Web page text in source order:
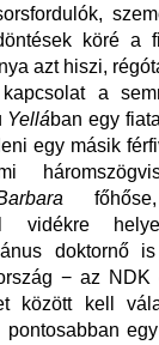
köré a
azt hiszi,
a
Yellában egy
egy másik
vidékre
doktornő
− az
között kell